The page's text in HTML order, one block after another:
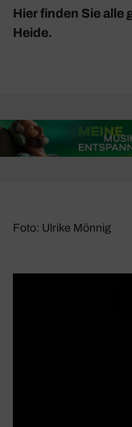
Hier finden Sie alle
Heide.
Foto: Ulrike Mönnig